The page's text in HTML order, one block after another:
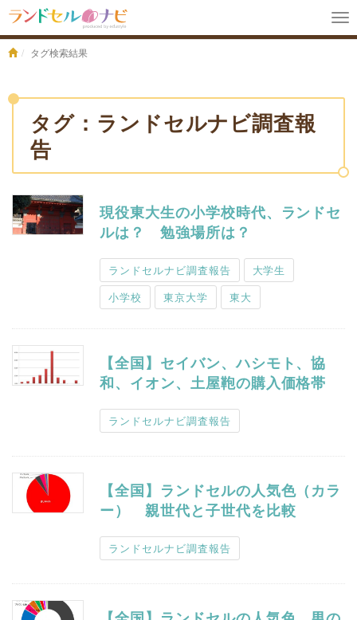
タグ検索結果
タグ：ランドセルナビ調査報
告
現役東大生の小学校時代、ランドセ
ルは？ 勉強場所は？
ランドセルナビ調査報告
大学生
小学校
東京大学 東大
【全国】セイバン、ハシモト、協
和、イオン、土屋鞄の購入価格帯
ランドセルナビ調査報告
【全国】ランドセルの人気色（カラ
ー） 親世代と子世代を比較
ランドセルナビ調査報告